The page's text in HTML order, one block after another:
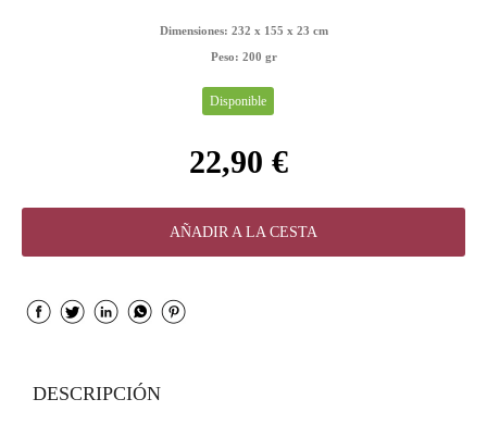
Dimensiones: 232 x 155 x 23 cm
Peso: 200 gr
Disponible
22,90 €
AÑADIR A LA CESTA
DESCRIPCIÓN